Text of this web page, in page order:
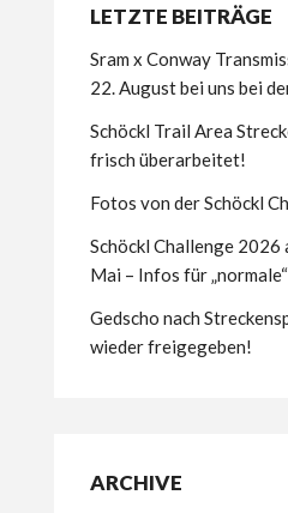
LETZTE BEITRÄGE
Sram x Conway
22. August bei uns bei
Schöckl Trail Area
frisch überarbeitet!
Fotos von der Schöckl
Schöckl Challenge 2026
Mai – Infos für
Gedscho nach
wieder freigegeben!
ARCHIVE